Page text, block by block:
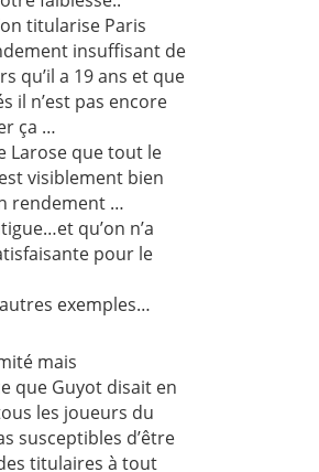
titularise Paris
insuffisant de
qu’il a 19 ans et que
il n’est pas encore
ça …
Larose que tout le
visiblement bien
rendement …
qu’on n’a
pour le
exemples…
mais
que Guyot disait en
les joueurs du
susceptibles d’être
titulaires à tout